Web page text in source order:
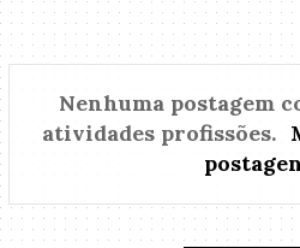
Nenhuma postagem
atividades profissões.